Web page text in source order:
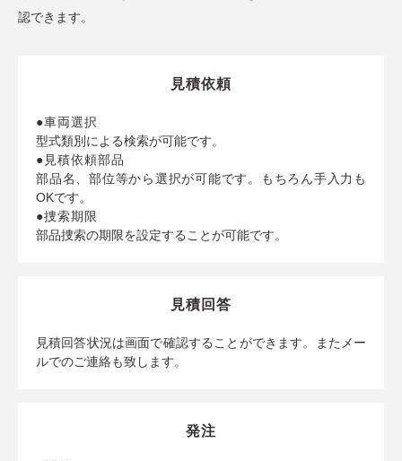
認できます。
見積依頼
●車両選択
型式類別による検索が可能です。
●見積依頼部品
部品名、部位等から選択が可能です。もちろん手入力も
OKです。
●捜索期限
部品捜索の期限を設定することが可能です。
見積回答
見積回答状況は画面で確認することができます。またメー
ルでのご連絡も致します。
発注